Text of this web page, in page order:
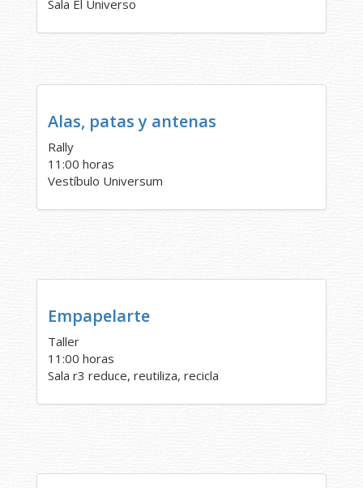
Sala El Universo
Alas, patas y antenas
Rally
11:00 horas
Vestíbulo Universum
Empapelarte
Taller
11:00 horas
Sala r3 reduce, reutiliza, recicla